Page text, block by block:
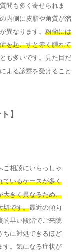
問も多く寄せられま
内側に皮脂や角質が溜
異なります。 粉瘤には
を起こすと赤く腫れて
も多いです。見た目だ
よる診察を受けること
】
ご相談にいらっしゃ
ているケースが多く
大きく異なるため、
切です。最近の傾向
的早い段階でご来院
ちに対処できるほど
す。気になる症状が